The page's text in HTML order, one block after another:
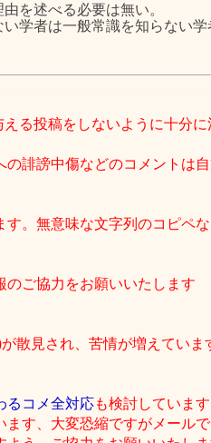
を述べる必要は無い。
い学者は一般常識を知らない
る投稿をしないように十分
の誹謗中傷などのコメントは
。無意味な文字列のコピペな
ご協力をお願いいたします
散見され、苦情が増えていま
るコメ全対応も検討しています
す、大変恐縮ですがメールで